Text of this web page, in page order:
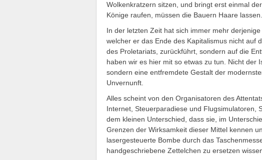
Wolkenkratzern sitzen, und bringt erst einmal
Könige raufen, müssen die Bauern Haare lassen.
In der letzten Zeit hat sich immer mehr
welcher er das Ende des Kapitalismus nicht auf
des Proletariats, zurückführt, sondern auf die
haben wir es hier mit so etwas zu tun. Nicht der
sondern eine entfremdete Gestalt der
Unvernunft.
Alles scheint von den Organisatoren des
Internet, Steuerparadiese und Flugsimulatoren,
dem kleinen Unterschied, dass sie, im
Grenzen der Wirksamkeit dieser Mittel kennen
lasergesteuerte Bombe durch das
handgeschriebene Zettelchen zu ersetzen